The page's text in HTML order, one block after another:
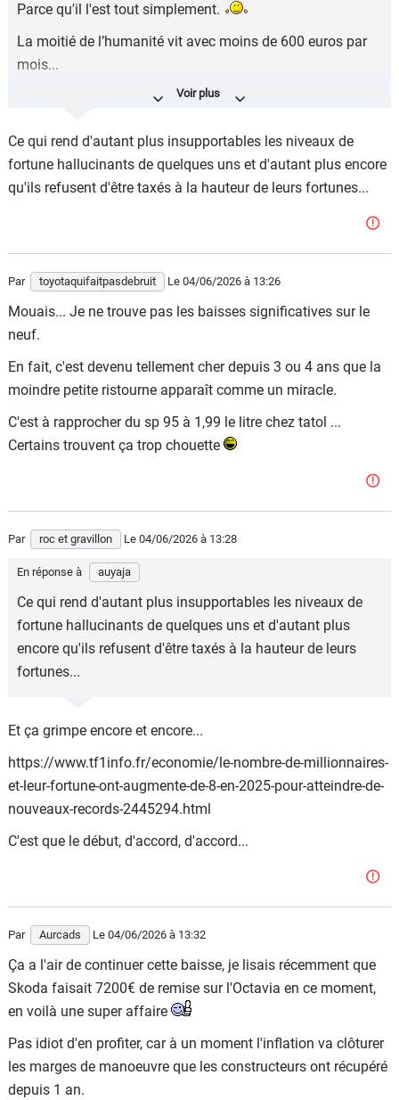
Parce qu'il l'est tout simplement.
La moitié de l’humanité vit avec moins de 600 euros par
mois...
En se payant une dacia neuve on fait sans doute
Félicitations pour cette belle réussite !
Ce qui rend d'autant plus insupportables les niveaux de
fortune hallucinants de quelques uns et d'autant plus encore
qu'ils refusent d'être taxés à la hauteur de leurs fortunes...
Par toyotaquifaitpasdebruit Le 04/06/2026 à 13:26
Mouais... Je ne trouve pas les baisses significatives sur le
neuf.
En fait, c'est devenu tellement cher depuis 3 ou 4 ans que la
moindre petite ristourne apparaît comme un miracle.
C'est à rapprocher du sp 95 à 1,99 le litre chez tatol ...
Certains trouvent ça trop chouette
Par roc et gravillon Le 04/06/2026 à 13:28
En réponse à auyaja
Ce qui rend d'autant plus insupportables les niveaux de
fortune hallucinants de quelques uns et d'autant plus
encore qu'ils refusent d'être taxés à la hauteur de leurs
fortunes...
Et ça grimpe encore et encore...
https://www.tf1info.fr/economie/le-nombre-de-millionnaires-
et-leur-fortune-ont-augmente-de-8-en-2025-pour-atteindre-de-
nouveaux-records-2445294.html
C'est que le début, d'accord, d'accord...
Par Aurcads Le 04/06/2026 à 13:32
Ça a l'air de continuer cette baisse, je lisais récemment que
Skoda faisait 7200€ de remise sur l'Octavia en ce moment,
en voilà une super affaire
Pas idiot d'en profiter, car à un moment l'inflation va clôturer
les marges de manoeuvre que les constructeurs ont récupéré
depuis 1 an.